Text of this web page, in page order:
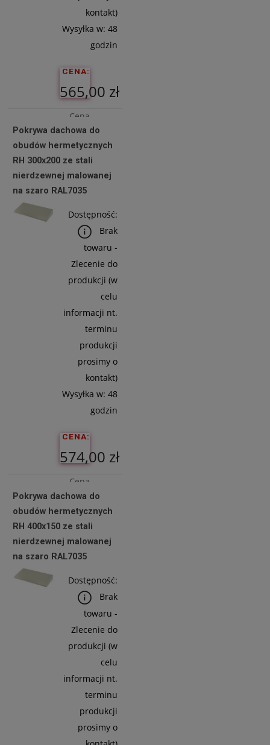
kontakt)
Wysyłka w: 48
godzin
CENA:
565,00 zł
Cena
netto:
459,35 zł
Koszyka
Pokrywa dachowa do
obudów hermetycznych
RH 300x200 ze stali
nierdzewnej malowanej
na szaro RAL7035
Dostępność:
Brak
towaru -
Zlecenie do
produkcji (w
celu
informacji nt.
terminu
produkcji
prosimy o
kontakt)
Wysyłka w: 48
godzin
CENA:
574,00 zł
Cena
netto:
466,67 zł
Pokrywa dachowa do
obudów hermetycznych
RH 400x150 ze stali
nierdzewnej malowanej
na szaro RAL7035
Dostępność:
Brak
towaru -
Zlecenie do
produkcji (w
celu
informacji nt.
terminu
produkcji
prosimy o